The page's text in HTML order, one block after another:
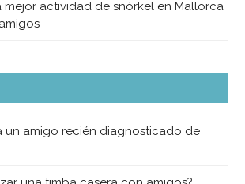
mejor actividad de snórkel en Mallorca
un amigo recién diagnosticado de